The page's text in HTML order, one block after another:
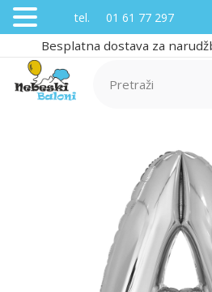
Besplatna dostava za
tel. 01 61 77 297